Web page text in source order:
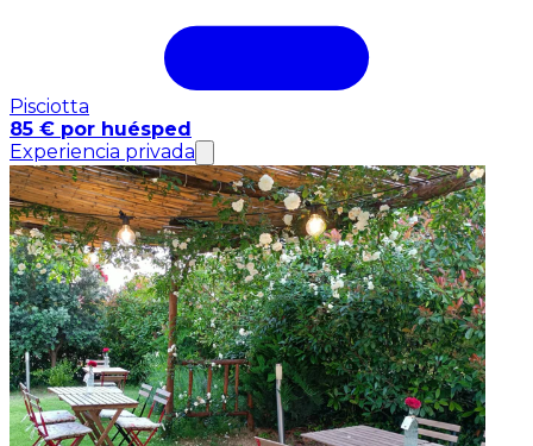
Pisciotta
85 € por huésped
Experiencia privada